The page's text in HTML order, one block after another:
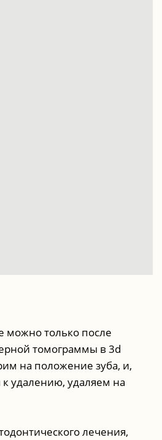
только после
томограммы в 3d
на положение зуба, и,
к удалению, удаляем на
лечения,